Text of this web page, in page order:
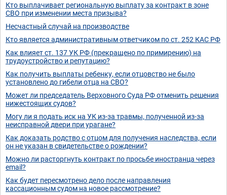
Кто выплачивает региональную выплату за контракт в зоне
СВО при изменении места призыва?
Несчастный случай на производстве
Кто является административным ответчиком по ст. 252 КАС РФ
Как влияет ст. 137 УК РФ (прекращено по примирению) на
трудоустройство и репутацию?
Как получить выплаты ребенку, если отцовство не было
установлено до гибели отца на СВО?
Может ли председатель Верховного Суда РФ отменить решения
нижестоящих судов?
Могу ли я подать иск на УК из-за травмы, полученной из-за
неисправной двери при урагане?
Как доказать родство с отцом для получения наследства, если
он не указан в свидетельстве о рождении?
Можно ли расторгнуть контракт по просьбе иностранца через
email?
Как будет пересмотрено дело после направления
кассационным судом на новое рассмотрение?